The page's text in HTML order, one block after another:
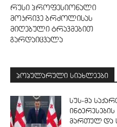
რუსი პროფესიონალი
მოკრივე ბრძოლისას
მიღებული ტრავმებით
გარდაიცვალა
პოპულარული სიახლეები
სუს-მა
მართულ და